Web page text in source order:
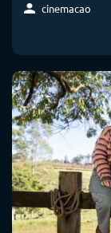
cinemacao